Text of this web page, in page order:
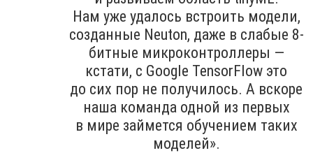
Нам уже удалось встроить модели,
созданные Neuton, даже в слабые 8-
битные микроконтроллеры —
кстати, с Google TensorFlow это
до сих пор не получилось. А вскоре
наша команда одной из первых
в мире займется обучением таких
моделей».